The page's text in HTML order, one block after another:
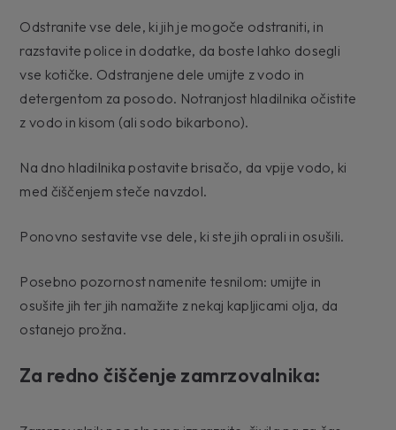
Odstranite vse dele, ki jih je mogoče odstraniti, in
razstavite police in dodatke, da boste lahko dosegli
vse kotičke. Odstranjene dele umijte z vodo in
detergentom za posodo. Notranjost hladilnika očistite
z vodo in kisom (ali sodo bikarbono).
Na dno hladilnika postavite brisačo, da vpije vodo, ki
med čiščenjem steče navzdol.
Ponovno sestavite vse dele, ki ste jih oprali in osušili.
Posebno pozornost namenite tesnilom: umijte in
osušite jih ter jih namažite z nekaj kapljicami olja, da
ostanejo prožna.
Za redno čiščenje zamrzovalnika: